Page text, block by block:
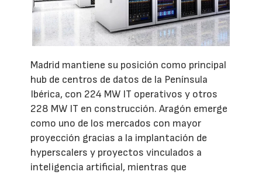
Madrid mantiene su posición como principal
hub de centros de datos de la Península
Ibérica, con 224 MW IT operativos y otros
228 MW IT en construcción. Aragón emerge
como uno de los mercados con mayor
proyección gracias a la implantación de
hyperscalers y proyectos vinculados a
inteligencia artificial, mientras que